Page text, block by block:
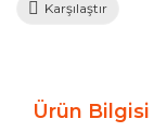
Karşılaştır
Ürün Bilgisi